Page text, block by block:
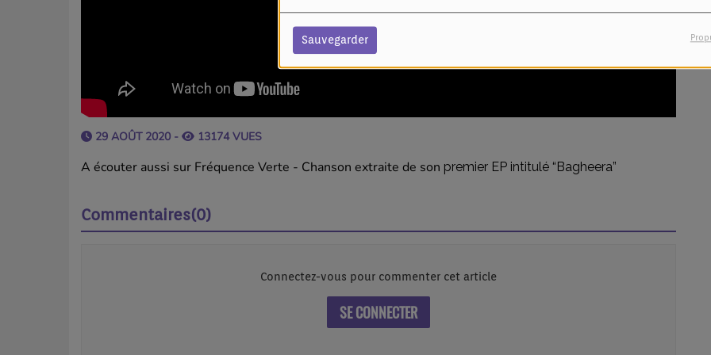
Sauvegarder
29 AOÛT 2020 - 13174 VUES
A écouter aussi sur Fréquence Verte - Chanson extraite de son premier EP intitulé “Bagheera”
Commentaires(0)
Connectez-vous pour commenter cet article
SE CONNECTER